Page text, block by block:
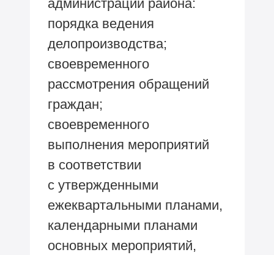
администрации района:
порядка ведения
делопроизводства;
своевременного
рассмотрения обращений
граждан;
своевременного
выполнения мероприятий
в соответствии
с утвержденными
ежеквартальными планами,
календарными планами
основных мероприятий,